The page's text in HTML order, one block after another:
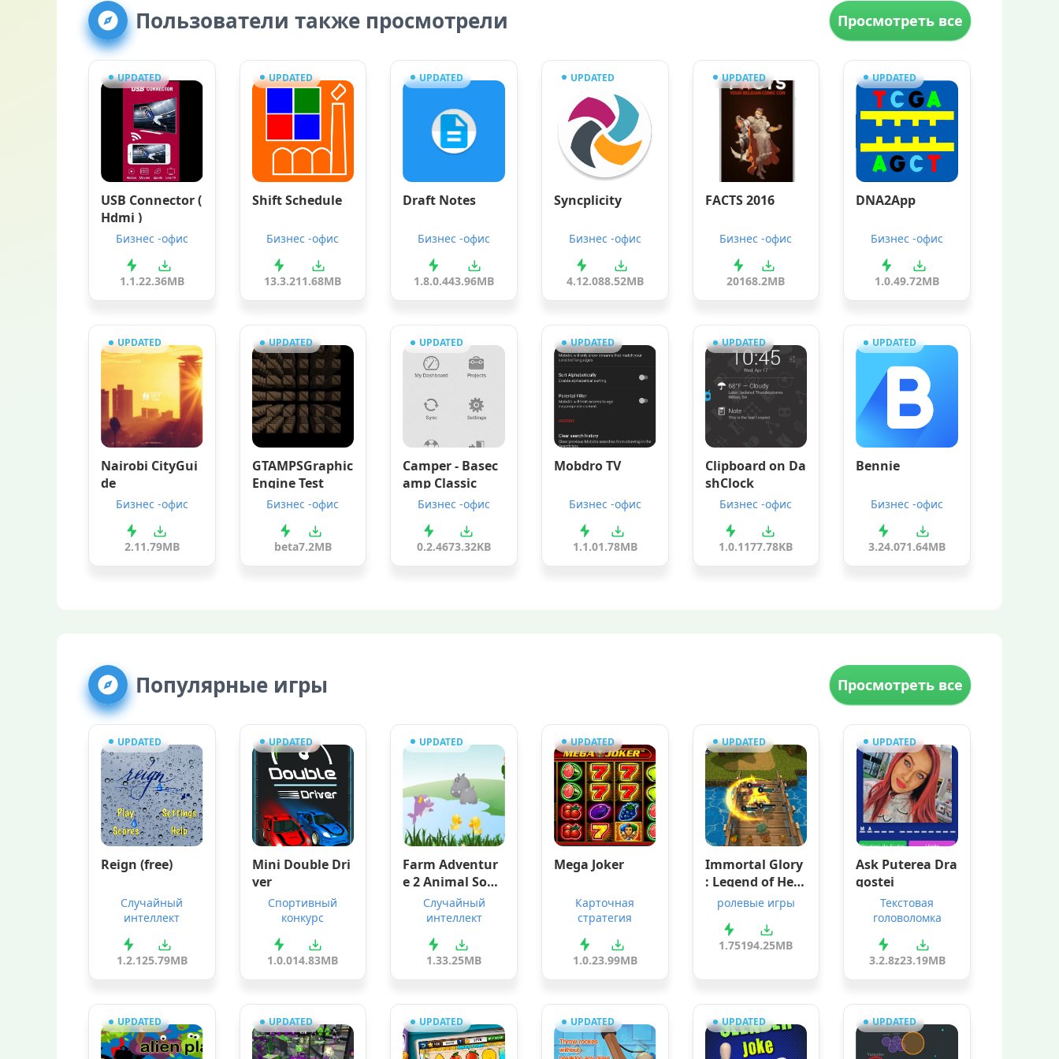
Пользователи также просмотрели Просмотреть все
UPDATED
USB Connector (
Hdmi )
Бизнес -офис
1.1.22.36MB
UPDATED
Shift Schedule
Бизнес -офис
13.3.211.68MB
UPDATED
Draft Notes
Бизнес -офис
1.8.0.443.96MB
UPDATED
Syncplicity
Бизнес -офис
4.12.088.52MB
UPDATED
FACTS 2016
Бизнес -офис
20168.2MB
UPDATED
DNA2App
Бизнес -офис
1.0.49.72MB
UPDATED
Nairobi CityGui
de
Бизнес -офис
2.11.79MB
UPDATED
GTAMPSGraphic
Engine Test
Бизнес -офис
beta7.2MB
UPDATED
Camper - Basec
amp Classic
Бизнес -офис
0.2.4673.32KB
UPDATED
Mobdro TV
Бизнес -офис
1.1.01.78MB
UPDATED
Clipboard on Da
shClock
Бизнес -офис
1.0.1177.78KB
UPDATED
Bennie
Бизнес -офис
3.24.071.64MB
Популярные игры Просмотреть все
UPDATED
Reign (free)
Случайный
интеллект
1.2.125.79MB
UPDATED
Mini Double Dri
ver
Спортивный
конкурс
1.0.014.83MB
UPDATED
Farm Adventur
e 2 Animal Soun
Случайный
интеллект
1.33.25MB
UPDATED
Mega Joker
Карточная
стратегия
1.0.23.99MB
UPDATED
Immortal Glory
: Legend of Hero
es - Action RPG
ролевые игры
1.75194.25MB
UPDATED
Ask Puterea Dra
gostei
Текстовая
головоломка
3.2.8z23.19MB
UPDATED UPDATED UPDATED UPDATED UPDATED UPDATED